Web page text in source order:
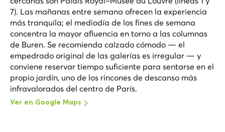
7). Las mañanas entre semana ofrecen la experiencia
más tranquila; el mediodía de los fines de semana
concentra la mayor afluencia en torno a las columnas
de Buren. Se recomienda calzado cómodo — el
empedrado original de las galerías es irregular — y
conviene reservar tiempo suficiente para sentarse en el
propio jardín, uno de los rincones de descanso más
infravalorados del centro de París.
Ver en Google Maps